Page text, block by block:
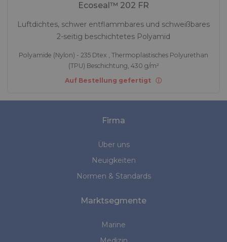
Ecoseal™ 202 FR
Luftdichtes, schwer entflammbares und schweißbares
2-seitig beschichtetes Polyamid
Polyamide (Nylon) - 235 Dtex , Thermoplastisches Polyurethan
(TPU) Beschichtung, 430 g/m²
Auf Bestellung gefertigt
Firma
Über uns
Neuigkeiten
Normen & Standards
Marktsegmente
Marine